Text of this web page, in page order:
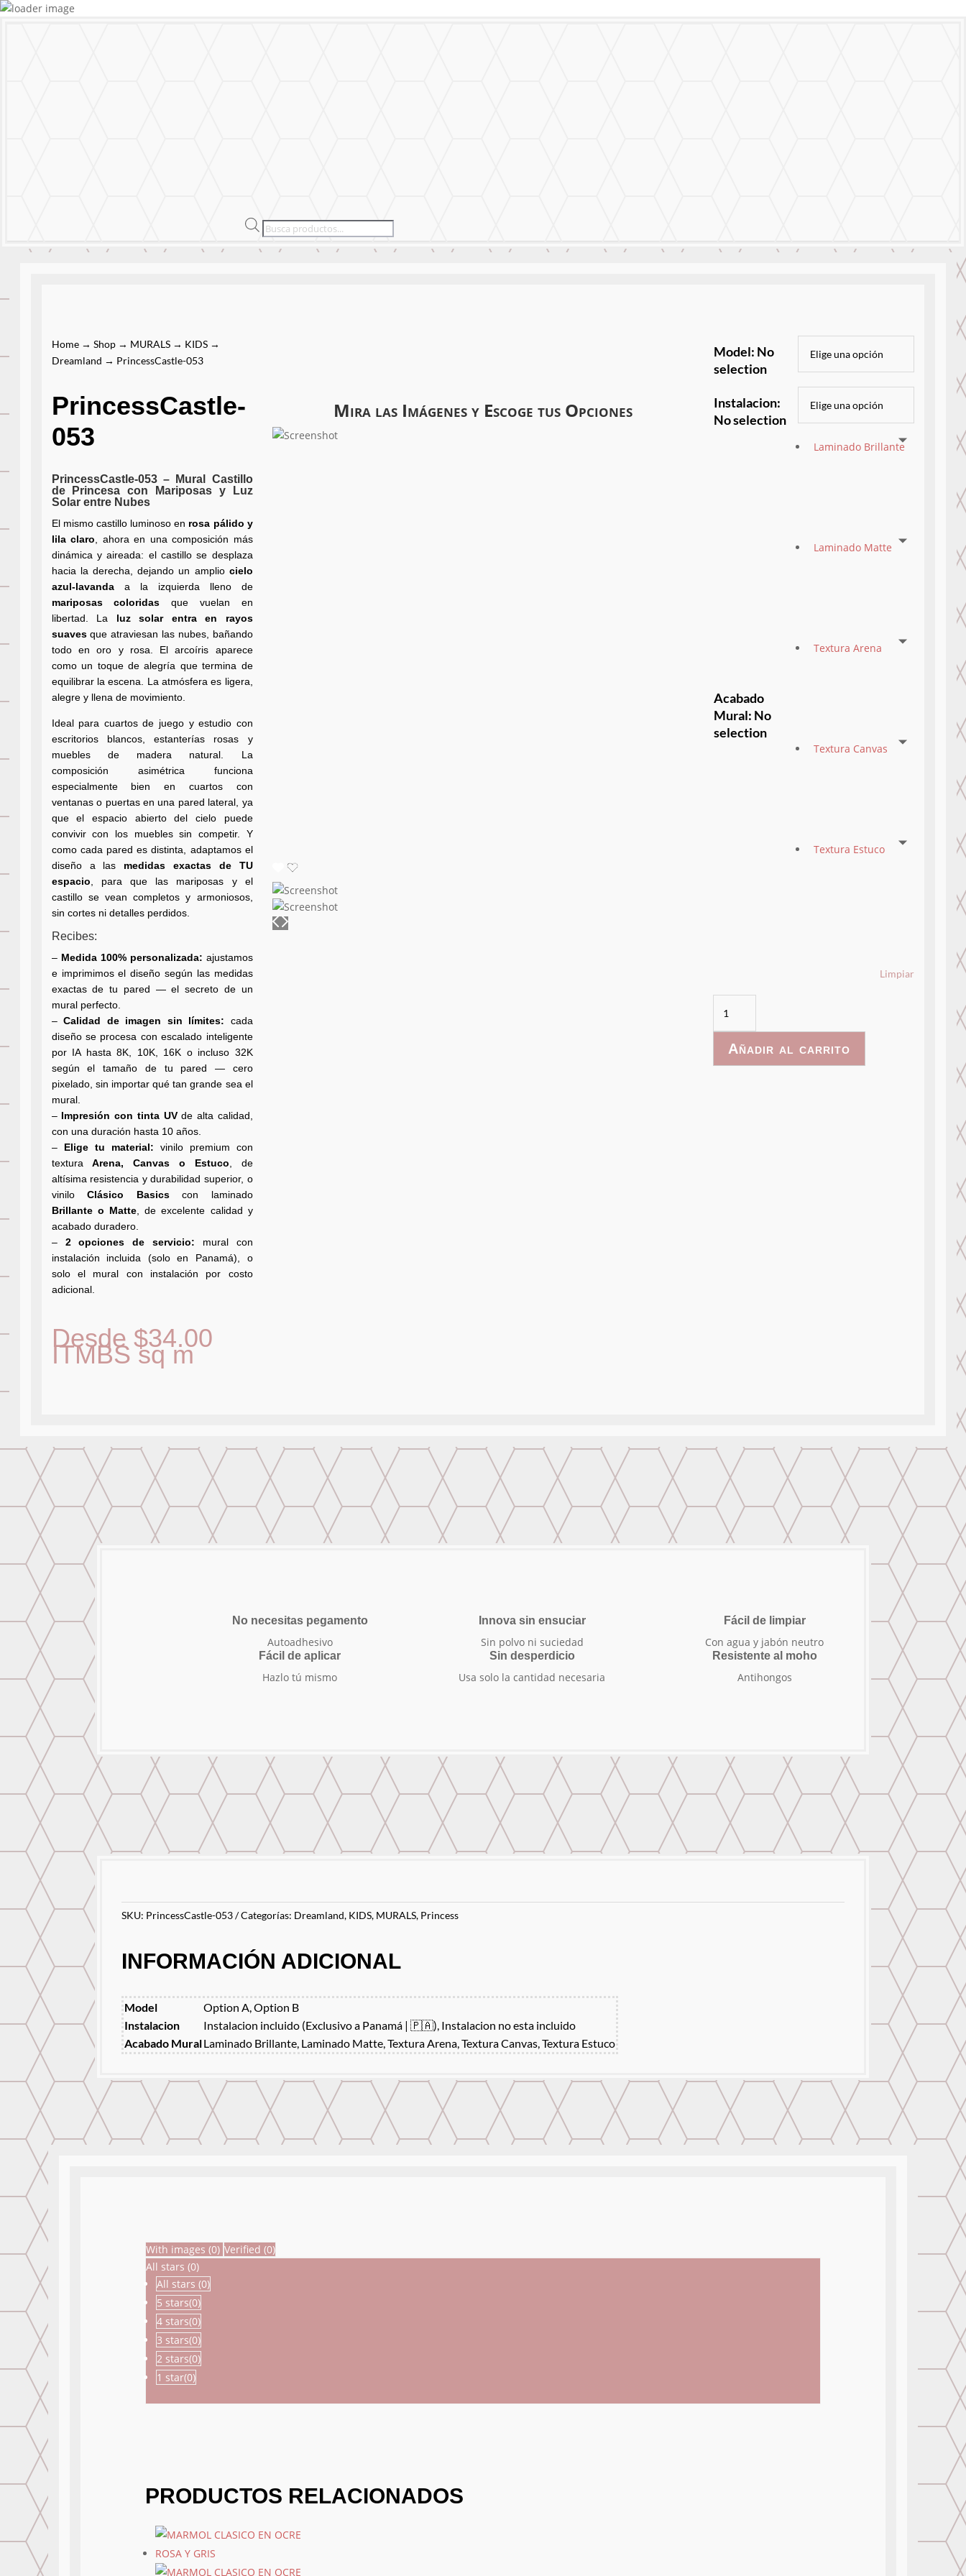
Products
search
Home→ Shop→ MURALS→ KIDS→
Dreamland → PrincessCastle-053
PrincessCastle-
053
PrincessCastle-053 – Mural Castillo
de Princesa con Mariposas y Luz
Solar entre Nubes
El mismo castillo luminoso en rosa pálido y
lila claro , ahora en una composición más
dinámica y aireada: el castillo se desplaza
hacia la derecha, dejando un amplio cielo
azul-lavandaa la izquierda lleno de
mariposas coloridas que vuelan en
libertad. La luz solar entra en rayos
suavesque atraviesan las nubes, bañando
todo en oro y rosa. El arcoíris aparece
como un toque de alegría que termina de
equilibrar la escena. La atmósfera es ligera,
alegre y llena de movimiento.
Ideal para cuartos de juego y estudio con
escritorios blancos, estanterías rosas y
muebles de madera natural. La
composición asimétrica funciona
especialmente bien en cuartos con
ventanas o puertas en una pared lateral, ya
que el espacio abierto del cielo puede
convivir con los muebles sin competir. Y
como cada pared es distinta, adaptamos el
diseño a las medidas exactas de TU
espacio , para que las mariposas y el
castillo se vean completos y armoniosos,
sin cortes ni detalles perdidos.
Recibes:
– Medida 100% personalizada: ajustamos
e imprimimos el diseño según las medidas
exactas de tu pared — el secreto de un
mural perfecto.
–Calidad de imagen sin límites: cada
diseño se procesa con escalado inteligente
por IA hasta 8K, 10K, 16K o incluso 32K
según el tamaño de tu pared — cero
pixelado, sin importar qué tan grande sea el
mural.
– Impresión con tinta UVde alta calidad,
con una duración hasta 10 años.
– Elige tu material: vinilo premium con
texturaArena, Canvas o Estuco , de
altísima resistencia y durabilidad superior, o
viniloClásico Basicscon laminado
Brillante o Matte , de excelente calidad y
acabado duradero.
– 2 opciones de servicio: mural con
instalación incluida (solo en Panamá), o
solo el mural con instalación por costo
adicional.
Desde $34.00
ITMBSsq m
Mira las Imágenes y Escoge tus Opciones
Model: No
selection
Instalacion:
No selection
Acabado
Mural: No
selection
Laminado Brillante
Laminado Matte
Textura Arena
Textura Canvas
Textura Estuco
Limpiar
053
cantidad
Añadir al carrito
No necesitas pegamento
Autoadhesivo
Fácil de aplicar
Hazlo tú mismo
Innova sin ensuciar
Sin polvo ni suciedad
Sin desperdicio
Usa solo la cantidad necesaria
Fácil de limpiar
Con agua y jabón neutro
Resistente al moho
Antihongos
SKU: PrincessCastle-053 Categorías: Dreamland, KIDS, MURALS, Princess
INFORMACIÓN ADICIONAL
Model
Option A, Option B
Instalacion
Instalacion incluido (Exclusivo a Panamá | 🇵🇦), Instalacion no esta incluido
Acabado MuralLaminado Brillante, Laminado Matte, Textura Arena, Textura Canvas, Textura Estuco
With images (0) Verified (0)
All stars (0)
All stars (0)
5 stars(0)
4 stars(0)
3 stars(0)
2 stars(0)
1 star(0)
PRODUCTOS RELACIONADOS